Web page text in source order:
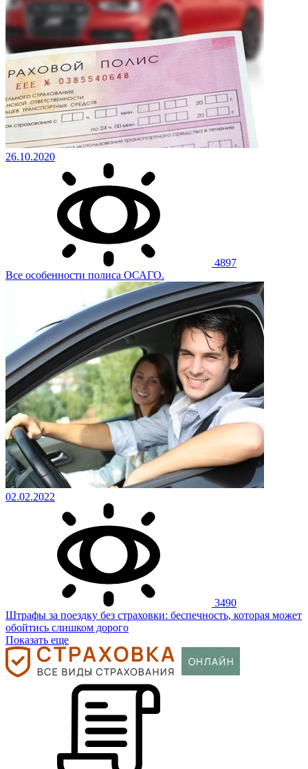
26.10.2020
4897
Все особенности полиса ОСАГО.
02.02.2022
3490
Штрафы за поездку без страховки: беспечность, которая может
обойтись слишком дорого
Показать еще